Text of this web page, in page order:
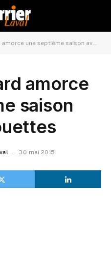
une septième saison avec les Alouettes
amorce
saison
30 mai 2015